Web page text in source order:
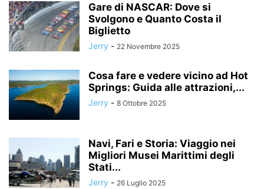
Gare di NASCAR: Dove si
Svolgono e Quanto Costa il
Biglietto
Jerry - 22 Novembre 2025
Cosa fare e vedere vicino ad Hot
Springs: Guida alle attrazioni,...
Jerry - 8 Ottobre 2025
Navi, Fari e Storia: Viaggio nei
Migliori Musei Marittimi degli
Stati...
Jerry - 26 Luglio 2025